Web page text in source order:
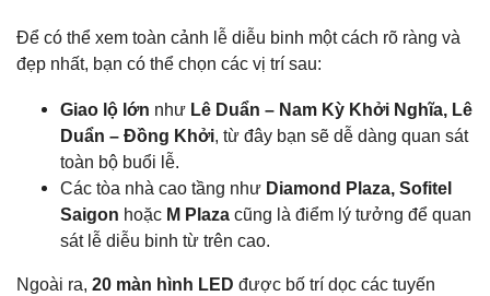
Để có thể xem toàn cảnh lễ diễu binh một cách rõ ràng và
đẹp nhất, bạn có thể chọn các vị trí sau:
Giao lộ lớn như Lê Duẩn – Nam Kỳ Khởi Nghĩa, Lê
Duẩn – Đồng Khởi, từ đây bạn sẽ dễ dàng quan sát
toàn bộ buổi lễ.
Các tòa nhà cao tầng như Diamond Plaza, Sofitel
Saigon hoặc M Plaza cũng là điểm lý tưởng để quan
sát lễ diễu binh từ trên cao.
Ngoài ra, 20 màn hình LED được bố trí dọc các tuyến